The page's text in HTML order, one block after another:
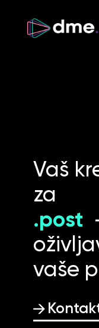
Vaš
za
.an
vaše